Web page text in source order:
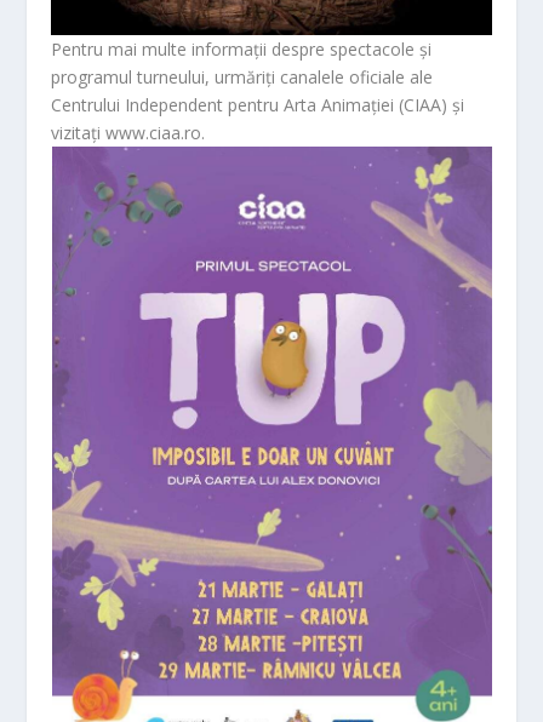
Pentru mai multe informații despre spectacole și
programul turneului, urmăriți canalele oficiale ale
Centrului Independent pentru Arta Animației (CIAA) și
vizitați www.ciaa.ro.